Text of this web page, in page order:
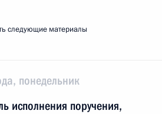
следующие материалы
понедельник
исполнения поручения,